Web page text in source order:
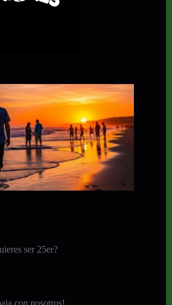
ser 25er?
con nosotros!